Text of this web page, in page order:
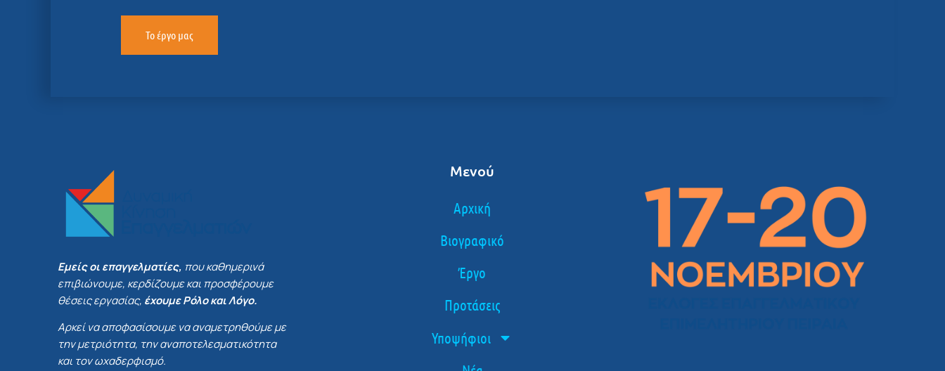
Το έργο μας
Εμείς οι επαγγελματίες, που καθημερινά
επιβιώνουμε, κερδίζουμε και προσφέρουμε
θέσεις εργασίας, έχουμε Ρόλο και Λόγο.
Αρκεί να αποφασίσουμε να αναμετρηθούμε με
την μετριότητα, την αναποτελεσματικότητα
και τον ωχαδερφισμό.
Μενού
Αρχική
Βιογραφικό
Έργο
Προτάσεις
Υποψήφιοι